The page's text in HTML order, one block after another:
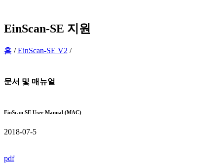
EinScan-SE 지원
홈 /EinScan-SE V2/
문서 및 매뉴얼
EinScan SE User Manual (MAC)
2018-07-5
pdf